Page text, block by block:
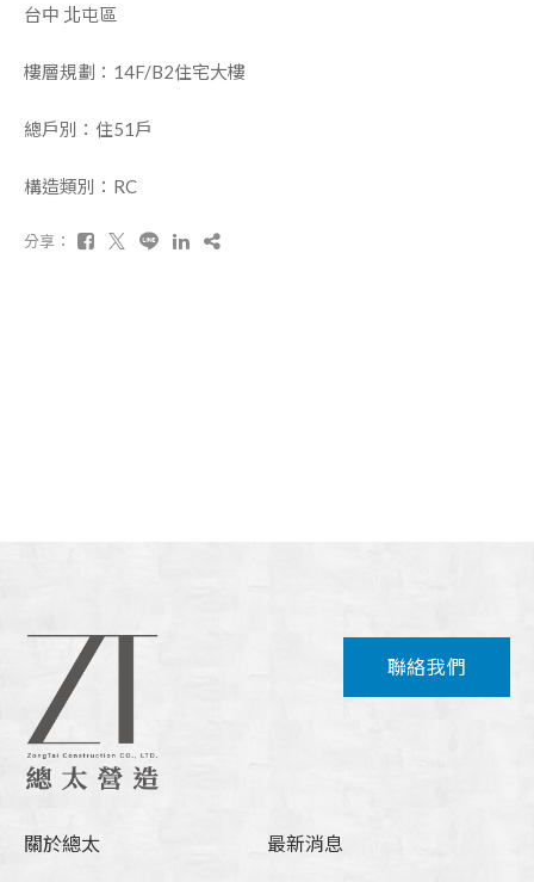
台中 北屯區
樓層規劃：14F/B2住宅大樓
總戶別：住51戶
構造類別：RC
分享：
關於總太 最新消息
聯絡我們